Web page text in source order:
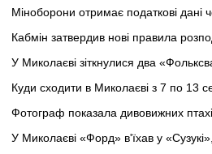
Міноборони отримає податкові дані
Кабмін затвердив нові правила
У Миколаєві зіткнулися два
Куди сходити в Миколаєві з 7 по 13
Фотограф показала дивовижних
У Миколаєві «Форд» в'їхав у